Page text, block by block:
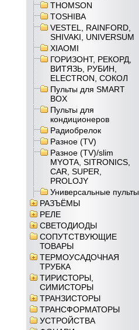
THOMSON
TOSHIBA
VESTEL, RAINFORD,
SHIVAKI, UNIVERSUM
XIAOMI
ГОРИЗОНТ, РЕКОРД,
ВИТЯЗЬ, РУБИН,
ELECTRON, СОКОЛ
Пульты для SMART
BOX
Пульты для
кондиционеров
Радиобрелок
Разное (TV)
Разное (TV)/slim
MYOTA, SITRONICS,
CAR, SUPER,
PROLOJY
Универсальные пульты
РАЗЪЁМЫ
РЕЛЕ
СВЕТОДИОДЫ
СОПУТСТВУЮЩИЕ
ТОВАРЫ
ТЕРМОУСАДОЧНАЯ
ТРУБКА
ТИРИСТОРЫ,
СИМИСТОРЫ
ТРАНЗИСТОРЫ
ТРАНСФОРМАТОРЫ
УСТРОЙСТВА